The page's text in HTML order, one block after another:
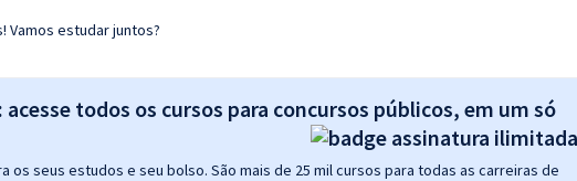
Vamos estudar juntos?
todos os cursos para concursos públicos, em um só
os seus estudos e seu bolso. São mais de 25 mil cursos para todas as carreiras de